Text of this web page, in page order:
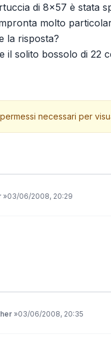
di 8x57 è stata
molto
la risposta?
il solito bossolo di 22
necessari per
»03/06/2008, 20:29
»03/06/2008, 20:35